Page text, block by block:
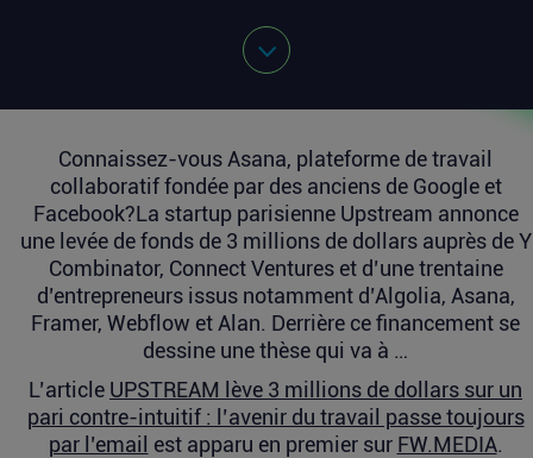
Connaissez-vous Asana, plateforme de travail
collaboratif fondée par des anciens de Google et
Facebook?La startup parisienne Upstream annonce
une levée de fonds de 3 millions de dollars auprès de Y
Combinator, Connect Ventures et d’une trentaine
d’entrepreneurs issus notamment d’Algolia, Asana,
Framer, Webflow et Alan. Derrière ce financement se
dessine une thèse qui va à …
L’article UPSTREAM lève 3 millions de dollars sur un
pari contre-intuitif : l’avenir du travail passe toujours
par l’email est apparu en premier sur FW.MEDIA.